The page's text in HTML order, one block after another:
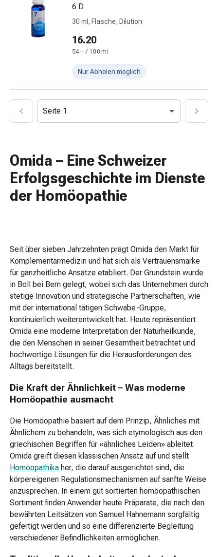
Menstruationstasse
Tampons
Manicure
Basislack
Überlack
Bimsstein
&
Schwamm
&
lotion
Fusspuder
&
-
lotion
Handreinigung
Haut-
&
Nagelzange
Hornhautraspel
&
-
hobel
Künstliche
Nägel
Pedicure-
Set
Nagelhautpflege
Nagelknipser
&
Nagelschere
Nagelfeile
Nagelkur
Nagellack
Nagellackentferner
Make-
6 D
30 ml, Flasche, Dilution
16.20
54.– / 100 ml
Nur Abholen möglich
Seite 1
Omida – Eine Schweizer
Erfolgsgeschichte im Dienste
der Homöopathie
Seit über sieben Jahrzehnten prägt Omida den Markt für
Komplementärmedizin und hat sich als Vertrauensmarke
für ganzheitliche Ansätze etabliert. Der Grundstein wurde
in Boll bei Bern gelegt, wobei sich das Unternehmen durch
stetige Innovation und strategische Partnerschaften, wie
mit der international tätigen Schwabe-Gruppe,
kontinuierlich weiterentwickelt hat. Heute repräsentiert
Omida eine moderne Interpretation der Naturheilkunde,
die den Menschen in seiner Gesamtheit betrachtet und
hochwertige Lösungen für die Herausforderungen des
Alltags bereitstellt.
Die Kraft der Ähnlichkeit – Was moderne
Homöopathie ausmacht
Die Homöopathie basiert auf dem Prinzip, Ähnliches mit
Ähnlichem zu behandeln, was sich etymologisch aus den
griechischen Begriffen für «ähnliches Leiden» ableitet.
Omida greift diesen klassischen Ansatz auf und stellt
Homöopathika her, die darauf ausgerichtet sind, die
körpereigenen Regulationsmechanismen auf sanfte Weise
anzusprechen. In einem gut sortierten homöopathischen
Sortiment finden Anwender heute Präparate, die nach den
bewährten Leitsätzen von Samuel Hahnemann sorgfältig
gefertigt werden und so eine differenzierte Begleitung
verschiedener Befindlichkeiten ermöglichen.